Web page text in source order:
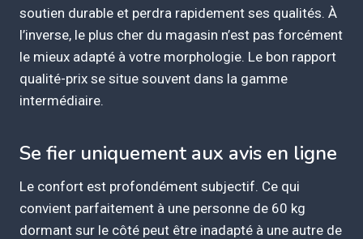
soutien durable et perdra rapidement ses qualités. À
l’inverse, le plus cher du magasin n’est pas forcément
le mieux adapté à votre morphologie. Le bon rapport
qualité-prix se situe souvent dans la gamme
intermédiaire.
Se fier uniquement aux avis en ligne
Le confort est profondément subjectif. Ce qui
convient parfaitement à une personne de 60 kg
dormant sur le côté peut être inadapté à une autre de